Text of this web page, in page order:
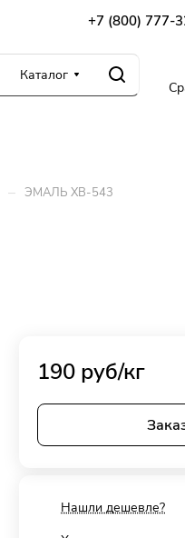
+7 (800) 777-
Каталог
– ЭМАЛЬ ХВ-543
190 руб/кг
Нашли дешевле?